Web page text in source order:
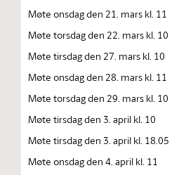
Møte onsdag den 21. mars kl. 11
Møte torsdag den 22. mars kl. 10
Møte tirsdag den 27. mars kl. 10
Møte onsdag den 28. mars kl. 11
Møte torsdag den 29. mars kl. 10
Møte tirsdag den 3. april kl. 10
Møte tirsdag den 3. april kl. 18.05
Møte onsdag den 4. april kl. 11